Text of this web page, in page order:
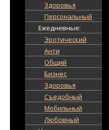
Здоровья
Персональный
Ежедневные:
Эротический
Анти
Общий
Бизнес
Здоровья
Съедобный
Мобильный
Любовный